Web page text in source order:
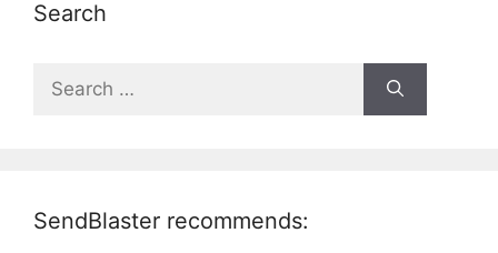
Search
Search
SendBlaster recommends: